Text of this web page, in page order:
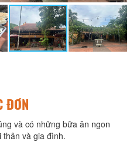
ĐƠN
và có những bữa ăn ngon
thân và gia đình.